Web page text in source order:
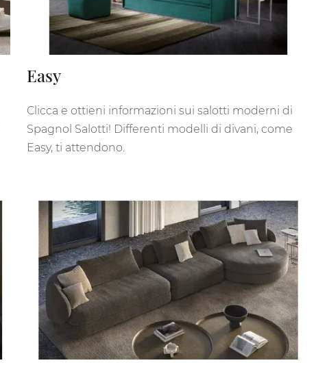
Easy
Clicca e ottieni informazioni sui salotti moderni di
Spagnol Salotti! Differenti modelli di divani, come
Easy, ti attendono.